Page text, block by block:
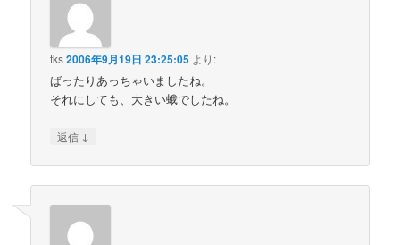
tks2006年9月19日 23:25:05 より:
ばったりあっちゃいましたね。
それにしても、大きい蛾でしたね。
返信 ↓